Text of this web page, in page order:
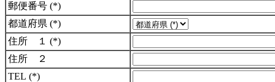
郵便番号 (*)
都道府県 (*)
住所 １ (*)
住所 ２
TEL (*)